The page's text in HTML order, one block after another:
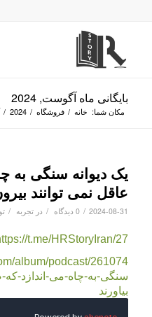
بایگانی ماه آگوست, 2024
مکان شما: خانه / فروشگاه /
2024
/
یک دیوانه سنگی به
عاقل نمی توانند
2024-08-31
/ 0 دیدگاه / در تجربه /
t.me/HRStoryIran/27
سنگی-به-چاه-می-اندازد-
بیاورند